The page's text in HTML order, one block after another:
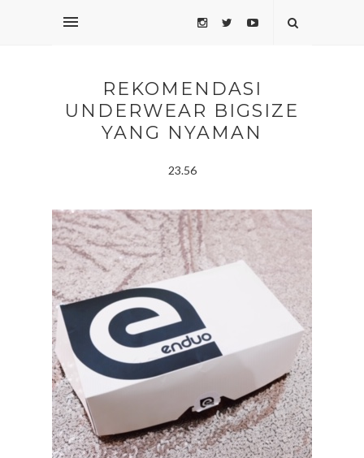
REKOMENDASI
UNDERWEAR BIGSIZE
YANG NYAMAN
23.56